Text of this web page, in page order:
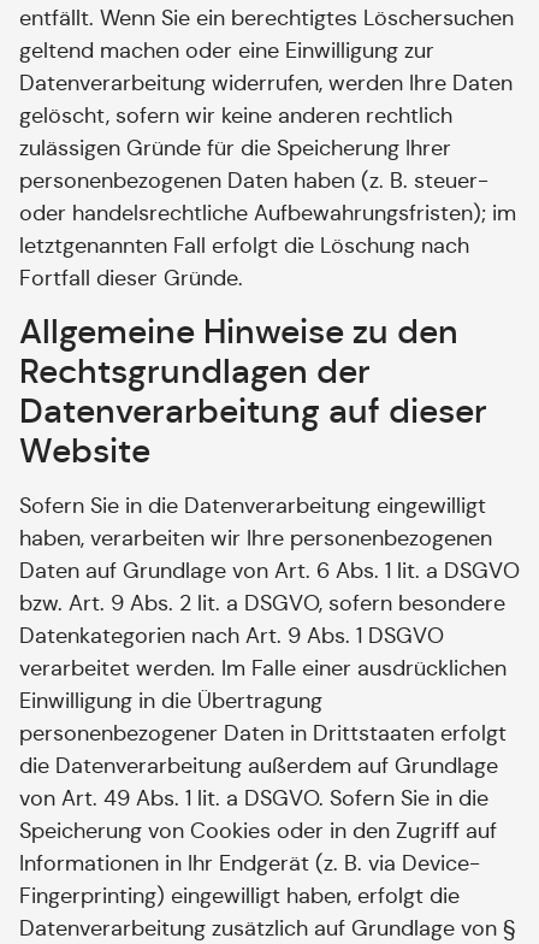
entfällt. Wenn Sie ein berechtigtes Löschersuchen
geltend machen oder eine Einwilligung zur
Datenverarbeitung widerrufen, werden Ihre Daten
gelöscht, sofern wir keine anderen rechtlich
zulässigen Gründe für die Speicherung Ihrer
personenbezogenen Daten haben (z. B. steuer-
oder handelsrechtliche Aufbewahrungsfristen); im
letztgenannten Fall erfolgt die Löschung nach
Fortfall dieser Gründe.
Allgemeine Hinweise zu den
Rechtsgrundlagen der
Datenverarbeitung auf dieser
Website
Sofern Sie in die Datenverarbeitung eingewilligt
haben, verarbeiten wir Ihre personenbezogenen
Daten auf Grundlage von Art. 6 Abs. 1 lit. a DSGVO
bzw. Art. 9 Abs. 2 lit. a DSGVO, sofern besondere
Datenkategorien nach Art. 9 Abs. 1 DSGVO
verarbeitet werden. Im Falle einer ausdrücklichen
Einwilligung in die Übertragung
personenbezogener Daten in Drittstaaten erfolgt
die Datenverarbeitung außerdem auf Grundlage
von Art. 49 Abs. 1 lit. a DSGVO. Sofern Sie in die
Speicherung von Cookies oder in den Zugriff auf
Informationen in Ihr Endgerät (z. B. via Device-
Fingerprinting) eingewilligt haben, erfolgt die
Datenverarbeitung zusätzlich auf Grundlage von §